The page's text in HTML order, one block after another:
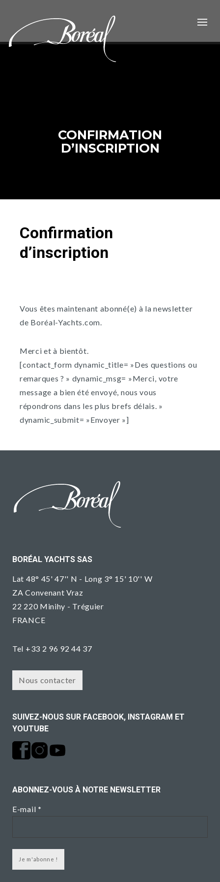
CONFIRMATION
D’INSCRIPTION
Confirmation
d’inscription
Vous êtes maintenant abonné(e) à la newsletter
de Boréal-Yachts.com.
Merci et à bientôt.
[contact_form dynamic_title= »Des questions ou
remarques ? » dynamic_msg= »Merci, votre
message a bien été envoyé, nous vous
répondrons dans les plus brefs délais. »
dynamic_submit= »Envoyer »]
BORÉAL YACHTS SAS
Lat 48° 45' 47'' N - Long 3° 15' 10'' W
ZA Convenant Vraz
22 220 Minihy - Tréguier
FRANCE
Tel +33 2 96 92 44 37
Nous contacter
SUIVEZ-NOUS SUR FACEBOOK, INSTAGRAM ET
YOUTUBE
ABONNEZ-VOUS À NOTRE NEWSLETTER
E-mail *